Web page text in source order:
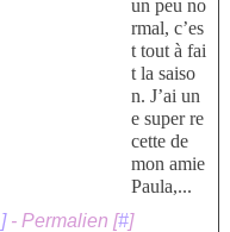
un peu no
rmal, c’es
t tout à fai
t la saiso
n. J’ai un
e super re
cette de
mon amie
Paula,...
]- Permalien [#]